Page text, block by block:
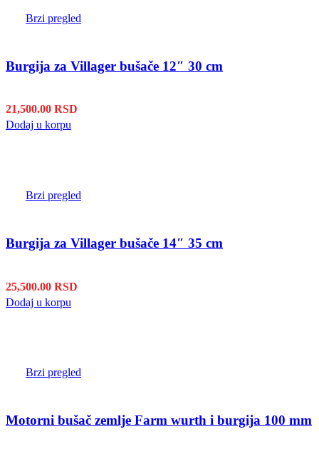
Brzi pregled
Burgija za Villager bušače 12″ 30 cm
21,500.00 RSD
Dodaj u korpu
Brzi pregled
Burgija za Villager bušače 14″ 35 cm
25,500.00 RSD
Dodaj u korpu
Brzi pregled
Motorni bušač zemlje Farm wurth i burgija 100 mm